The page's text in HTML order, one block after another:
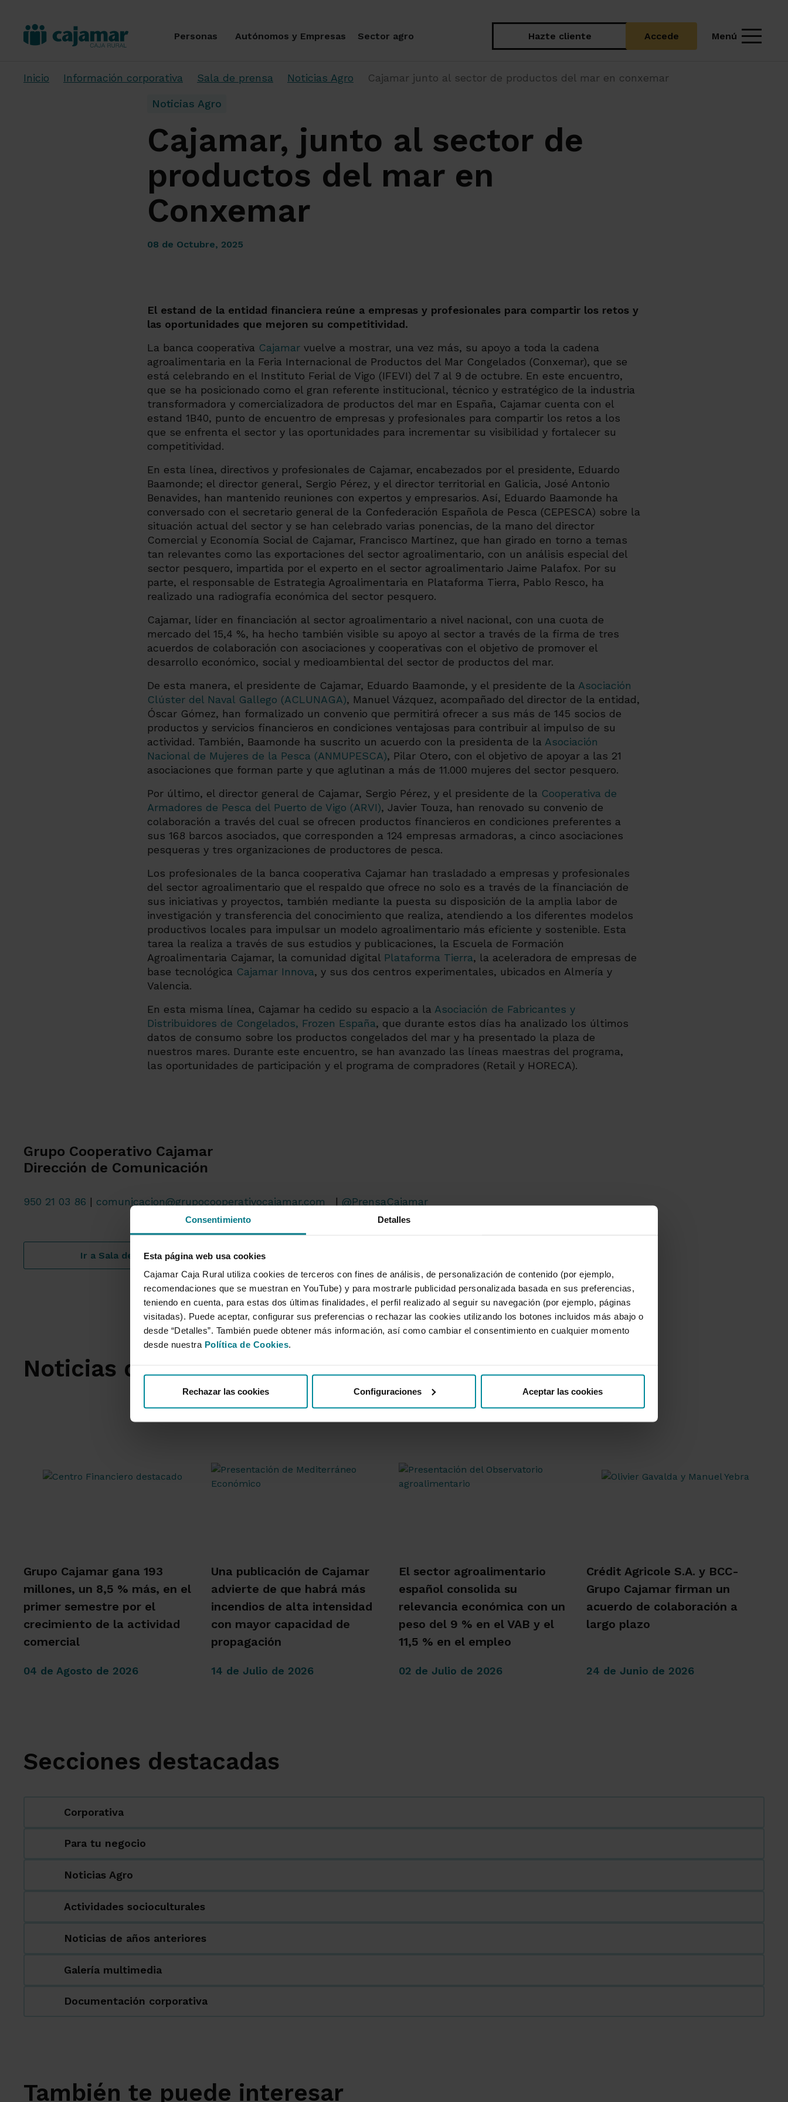
Consentimiento Detalles
Esta página web usa cookies
Cajamar Caja Rural utiliza cookies de terceros con fines de análisis, de personalización de contenido (por ejemplo,
recomendaciones que se muestran en YouTube) y para mostrarle publicidad personalizada basada en sus preferencias,
teniendo en cuenta, para estas dos últimas finalidades, el perfil realizado al seguir su navegación (por ejemplo, páginas
visitadas). Puede aceptar, configurar sus preferencias o rechazar las cookies utilizando los botones incluidos más abajo o
desde “Detalles”. También puede obtener más información, así como cambiar el consentimiento en cualquier momento
desde nuestra Política de Cookies.
Rechazar las cookies Configuraciones Aceptar las cookies
Personas Autónomos y Empresas Sector agro Hazte cliente Accede Menú
Inicio Información corporativa Sala de prensa Noticias Agro Cajamar junto al sector de productos del mar en conxemar
Noticias Agro
Cajamar, junto al sector de
productos del mar en
Conxemar
08 de Octubre, 2025
El estand de la entidad financiera reúne a empresas y profesionales para compartir los retos y
las oportunidades que mejoren su competitividad.
La banca cooperativa Cajamar vuelve a mostrar, una vez más, su apoyo a toda la cadena
agroalimentaria en la Feria Internacional de Productos del Mar Congelados (Conxemar), que se
está celebrando en el Instituto Ferial de Vigo (IFEVI) del 7 al 9 de octubre. En este encuentro,
que se ha posicionado como el gran referente institucional, técnico y estratégico de la industria
transformadora y comercializadora de productos del mar en España, Cajamar cuenta con el
estand 1B40, punto de encuentro de empresas y profesionales para compartir los retos a los
que se enfrenta el sector y las oportunidades para incrementar su visibilidad y fortalecer su
competitividad.
En esta línea, directivos y profesionales de Cajamar, encabezados por el presidente, Eduardo
Baamonde; el director general, Sergio Pérez, y el director territorial en Galicia, José Antonio
Benavides, han mantenido reuniones con expertos y empresarios. Así, Eduardo Baamonde ha
conversado con el secretario general de la Confederación Española de Pesca (CEPESCA) sobre la
situación actual del sector y se han celebrado varias ponencias, de la mano del director
Comercial y Economía Social de Cajamar, Francisco Martínez, que han girado en torno a temas
tan relevantes como las exportaciones del sector agroalimentario, con un análisis especial del
sector pesquero, impartida por el experto en el sector agroalimentario Jaime Palafox. Por su
parte, el responsable de Estrategia Agroalimentaria en Plataforma Tierra, Pablo Resco, ha
realizado una radiografía económica del sector pesquero.
Cajamar, líder en financiación al sector agroalimentario a nivel nacional, con una cuota de
mercado del 15,4 %, ha hecho también visible su apoyo al sector a través de la firma de tres
acuerdos de colaboración con asociaciones y cooperativas con el objetivo de promover el
desarrollo económico, social y medioambiental del sector de productos del mar.
De esta manera, el presidente de Cajamar, Eduardo Baamonde, y el presidente de la Asociación
Clúster del Naval Gallego (ACLUNAGA), Manuel Vázquez, acompañado del director de la entidad,
Óscar Gómez, han formalizado un convenio que permitirá ofrecer a sus más de 145 socios de
productos y servicios financieros en condiciones ventajosas para contribuir al impulso de su
actividad. También, Baamonde ha suscrito un acuerdo con la presidenta de la Asociación
Nacional de Mujeres de la Pesca (ANMUPESCA), Pilar Otero, con el objetivo de apoyar a las 21
asociaciones que forman parte y que aglutinan a más de 11.000 mujeres del sector pesquero.
Por último, el director general de Cajamar, Sergio Pérez, y el presidente de la Cooperativa de
Armadores de Pesca del Puerto de Vigo (ARVI), Javier Touza, han renovado su convenio de
colaboración a través del cual se ofrecen productos financieros en condiciones preferentes a
sus 168 barcos asociados, que corresponden a 124 empresas armadoras, a cinco asociaciones
pesqueras y tres organizaciones de productores de pesca.
Los profesionales de la banca cooperativa Cajamar han trasladado a empresas y profesionales
del sector agroalimentario que el respaldo que ofrece no solo es a través de la financiación de
sus iniciativas y proyectos, también mediante la puesta su disposición de la amplia labor de
investigación y transferencia del conocimiento que realiza, atendiendo a los diferentes modelos
productivos locales para impulsar un modelo agroalimentario más eficiente y sostenible. Esta
tarea la realiza a través de sus estudios y publicaciones, la Escuela de Formación
Agroalimentaria Cajamar, la comunidad digital Plataforma Tierra, la aceleradora de empresas de
base tecnológica Cajamar Innova, y sus dos centros experimentales, ubicados en Almería y
Valencia.
En esta misma línea, Cajamar ha cedido su espacio a la Asociación de Fabricantes y
Distribuidores de Congelados, Frozen España, que durante estos días ha analizado los últimos
datos de consumo sobre los productos congelados del mar y ha presentado la plaza de
nuestros mares. Durante este encuentro, se han avanzado las líneas maestras del programa,
las oportunidades de participación y el programa de compradores (Retail y HORECA).
Grupo Cooperativo Cajamar
Dirección de Comunicación
950 21 03 86 | comunicacion@grupocooperativocajamar.com | @PrensaCajamar
Ir a Sala de prensa
Noticias destacadas
Grupo Cajamar gana 193
millones, un 8,5 % más, en el
primer semestre por el
crecimiento de la actividad
comercial
04 de Agosto de 2026
Una publicación de Cajamar
advierte de que habrá más
incendios de alta intensidad
con mayor capacidad de
propagación
14 de Julio de 2026
El sector agroalimentario
español consolida su
relevancia económica con un
peso del 9 % en el VAB y el
11,5 % en el empleo
02 de Julio de 2026
Crédit Agricole S.A. y BCC-
Grupo Cajamar firman un
acuerdo de colaboración a
largo plazo
24 de Junio de 2026
Secciones destacadas
Corporativa
Para tu negocio
Noticias Agro
Actividades socioculturales
Noticias de años anteriores
Galería multimedia
Documentación corporativa
También te puede interesar